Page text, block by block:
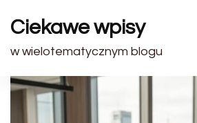
Ciekawe wpisy
w wielotematycznym blogu